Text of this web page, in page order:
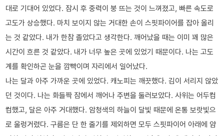
대로 기대어 있었다. 잠시 후 중력이 붕 뜨는 것이 느껴졌고, 빠른 속도로
고도가 상승했다. 마치 보이지 않는 거대한 손이 스핏파이어를 잡아 올리
는 것 같았다. 내가 한참 졸았다고 생각한다. 깨어났을 때는 이미 꽤 많은
시간이 흐른 것 같았다. 내가 너무 높은 곳에 있었기 때문이다. 나는 고도
계를 확인하곤 눈을 깜빡이며 자리에서 일어났다.
나는 달과 아주 가까운 곳에 있었다. 캐노피는 깨끗했다. 김이 서리지 않았
던 것이다. 나는 화들짝 잠에서 깨어나 주변을 둘러보았다. 사위는 어두컴
컴했고, 달은 아주 거대했다. 암청색의 하늘이 달빛 때문에 온통 보랏빛으
로 울렁거렸다. 구름은 단 한 줄기를 제외하면 모두 스핏파이어 아래에 얌